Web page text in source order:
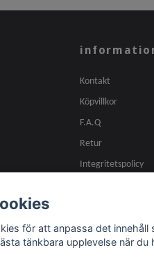
Kontakt
Köpvillkor
F.A.Q
Retur
Integritetspolicy
för att anpassa det
tänkbara upplevelse när du